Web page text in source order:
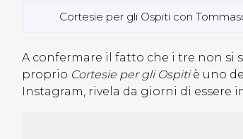
Cortesie per gli Ospiti con
A confermare il fatto che i tre non si
proprio Cortesie per gli Ospitiè uno
Instagram, rivela da giorni di essere